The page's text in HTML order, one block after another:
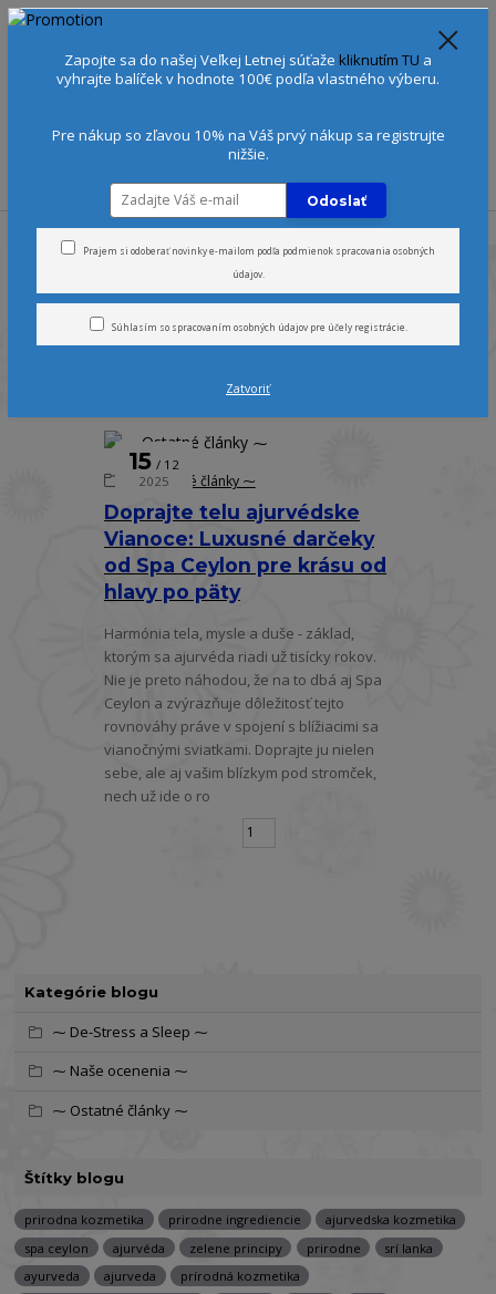
EUR
+421 905 378 103 (Po-Ne, 9-21 hod.)
Úvod Blog
Kategórie blogu
⁓ De-Stress a Sleep ⁓
⁓ Naše ocenenia ⁓
⁓ Ostatné články ⁓
Štítky blogu
prirodna kozmetika prirodne ingrediencie
ajurvedska kozmetika
spa ceylon
ajurvéda zelene principy prirodne
srí lanka
ayurveda
ajurveda
prírodná kozmetika
Blog
strana
Doprajte telu ajurvédske
Vianoce: Luxusné darčeky
od Spa Ceylon pre krásu od
hlavy po päty
15
12
2025
⁓ Ostatné články ⁓
Harmónia tela, mysle a duše - základ,
ktorým sa ajurvéda riadi už tisícky rokov.
Nie je preto náhodou, že na to dbá aj Spa
Ceylon a zvýrazňuje dôležitosť tejto
rovnováhy práve v spojení s blížiacimi sa
vianočnými sviatkami. Doprajte ju nielen
sebe, ale aj vašim blízkym pod stromček,
nech už ide o ro
Zapojte sa do našej Veľkej Letnej súťaže kliknutím TU a
vyhrajte balíček v hodnote 100€ podľa vlastného výberu.
Pre nákup so zľavou 10% na Váš prvý nákup sa registrujte
nižšie.
Odoslať
Prajem si odoberať novinky e-mailom podľa podmienok spracovania osobných
údajov.
Súhlasím so spracovaním osobných údajovpre účely registrácie.
Zatvoriť